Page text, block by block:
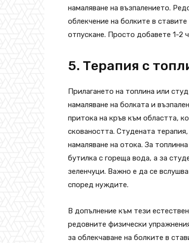
намаляване на възпалението.
облекчение на болките в
отпускане. Просто добавете 1-2
5. Терапия с
Прилагането на топлина или
намаляване на болката и
притока на кръв към областта,
сковаността. Студената
намаляване на отока. За
бутилка с гореща вода, а за
зеленчуци. Важно е да се
според нуждите.
В допълнение към тези
редовните физически
за облекчаване на болките в